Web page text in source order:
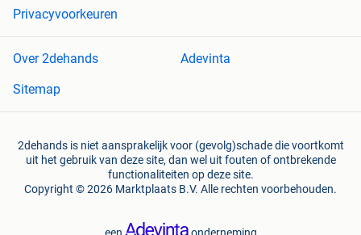
Privacyvoorkeuren
Over 2dehands
Adevinta
Sitemap
2dehands is niet aansprakelijk voor (gevolg)schade die voortkomt
uit het gebruik van deze site, dan wel uit fouten of ontbrekende
functionaliteiten op deze site.
Copyright © 2026 Marktplaats B.V. Alle rechten voorbehouden.